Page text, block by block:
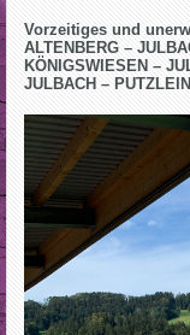
Vorzeitiges und
ALTENBERG –
KÖNIGSWIESEN –
JULBACH –